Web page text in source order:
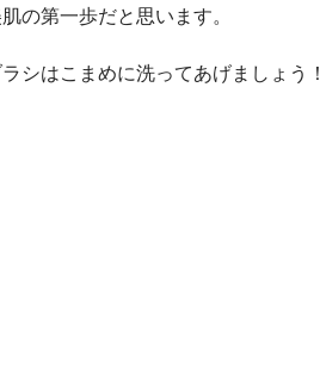
の第一歩だと思います。
シはこまめに洗ってあげましょう！